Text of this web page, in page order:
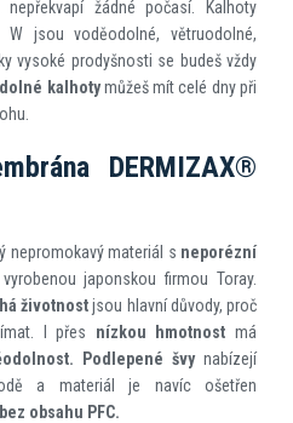
žádné počasí. Kalhoty
W jsou voděodolné, větruodolné,
vysoké prodyšnosti se budeš vždy
kalhotymůžeš mít celé dny při
DERMIZAX®
nepromokavý materiál s neporézní
vyrobenou japonskou firmou Toray.
životnostjsou hlavní důvody, proč
I přes nízkou hmotnostmá
Podlepené švy nabízejí
a materiál je navíc ošetřen
obsahu PFC.